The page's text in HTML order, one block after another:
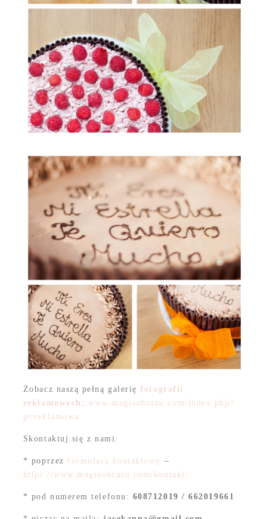
Zobacz naszą pełną galerięfotografii
reklamowych : www.magiaobrazu.com/index.php?
p=reklamowa
Skontaktuj się z nami:
* poprzez formularz kontaktowy –
https://www.magiaobrazu.com/kontakt/
* pod numerem telefonu: 608712019 / 662019661